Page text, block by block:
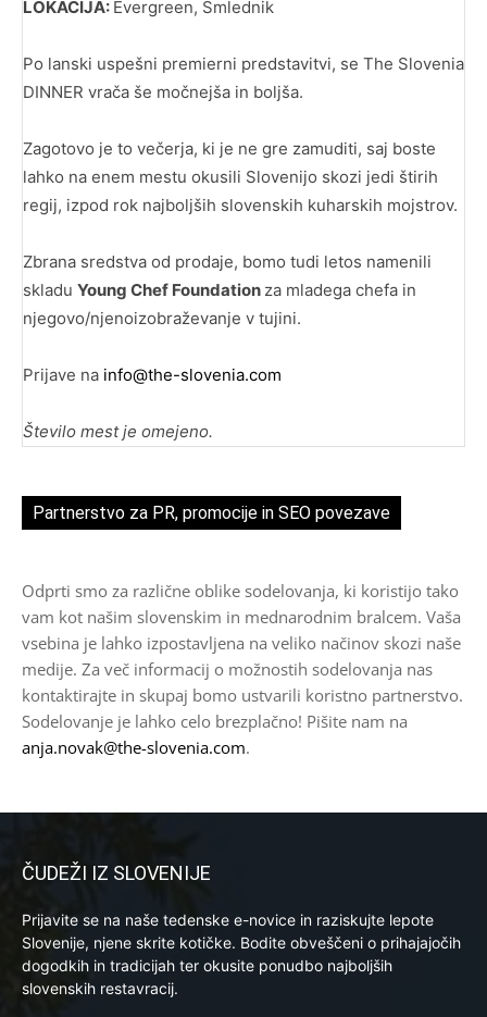
LOKACIJA: Evergreen, Smlednik
Po lanski uspešni premierni predstavitvi, se The Slovenia
DINNER vrača še močnejša in boljša.
Zagotovo je to večerja, ki je ne gre zamuditi, saj boste
lahko na enem mestu okusili Slovenijo skozi jedi štirih
regij, izpod rok najboljših slovenskih kuharskih mojstrov.
Zbrana sredstva od prodaje, bomo tudi letos namenili
skladu Young Chef Foundation za mladega chefa in
njegovo/njenoizobraževanje v tujini.
Prijave na info@the-slovenia.com
Število mest je omejeno.
Partnerstvo za PR, promocije in SEO povezave
Odprti smo za različne oblike sodelovanja, ki koristijo tako
vam kot našim slovenskim in mednarodnim bralcem. Vaša
vsebina je lahko izpostavljena na veliko načinov skozi naše
medije. Za več informacij o možnostih sodelovanja nas
kontaktirajte in skupaj bomo ustvarili koristno partnerstvo.
Sodelovanje je lahko celo brezplačno! Pišite nam na
anja.novak@the-slovenia.com.
ČUDEŽI IZ SLOVENIJE
Prijavite se na naše tedenske e-novice in raziskujte lepote
Slovenije, njene skrite kotičke. Bodite obveščeni o prihajajočih
dogodkih in tradicijah ter okusite ponudbo najboljših
slovenskih restavracij.